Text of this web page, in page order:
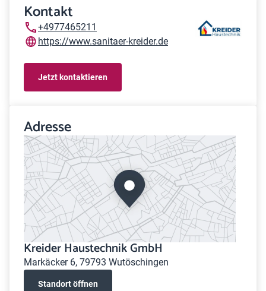
Kontakt
+4977465211
https://www.sanitaer-kreider.de
Jetzt kontaktieren
Adresse
Kreider Haustechnik GmbH
Markäcker 6, 79793 Wutöschingen
Standort öffnen